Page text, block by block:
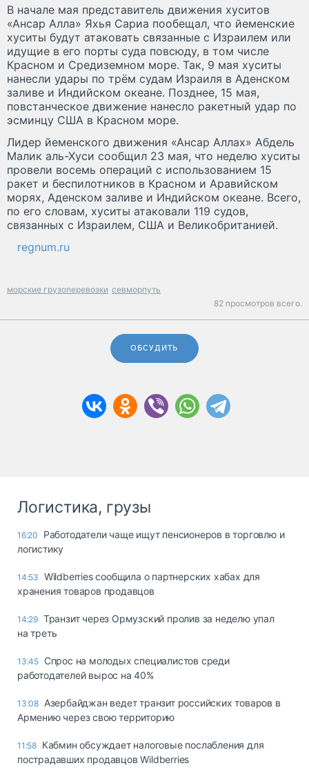
В начале мая представитель движения хуситов
«Ансар Алла» Яхья Сариа пообещал, что йеменские
хуситы будут атаковать связанные с Израилем или
идущие в его порты суда повсюду, в том числе
Красном и Средиземном море. Так, 9 мая хуситы
нанесли удары по трём судам Израиля в Аденском
заливе и Индийском океане. Позднее, 15 мая,
повстанческое движение нанесло ракетный удар по
эсминцу США в Красном море.
Лидер йеменского движения «Ансар Аллах» Абдель
Малик аль-Хуси сообщил 23 мая, что неделю хуситы
провели восемь операций с использованием 15
ракет и беспилотников в Красном и Аравийском
морях, Аденском заливе и Индийском океане. Всего,
по его словам, хуситы атаковали 119 судов,
связанных с Израилем, США и Великобританией.
regnum.ru
морские грузоперевозки севморпуть
82 просмотров всего.
ОБСУДИТЬ
Логистика, грузы
16:20
Работодатели чаще ищут пенсионеров в торговлю и
логистику
14:53 Wildberries сообщила о партнерских хабах для
хранения товаров продавцов
14:29 Транзит через Ормузский пролив за неделю упал
на треть
13:45 Спрос на молодых специалистов среди
работодателей вырос на 40%
13:08 Азербайджан ведет транзит российских товаров в
Армению через свою территорию
11:58 Кабмин обсуждает налоговые послабления для
пострадавших продавцов Wildberries